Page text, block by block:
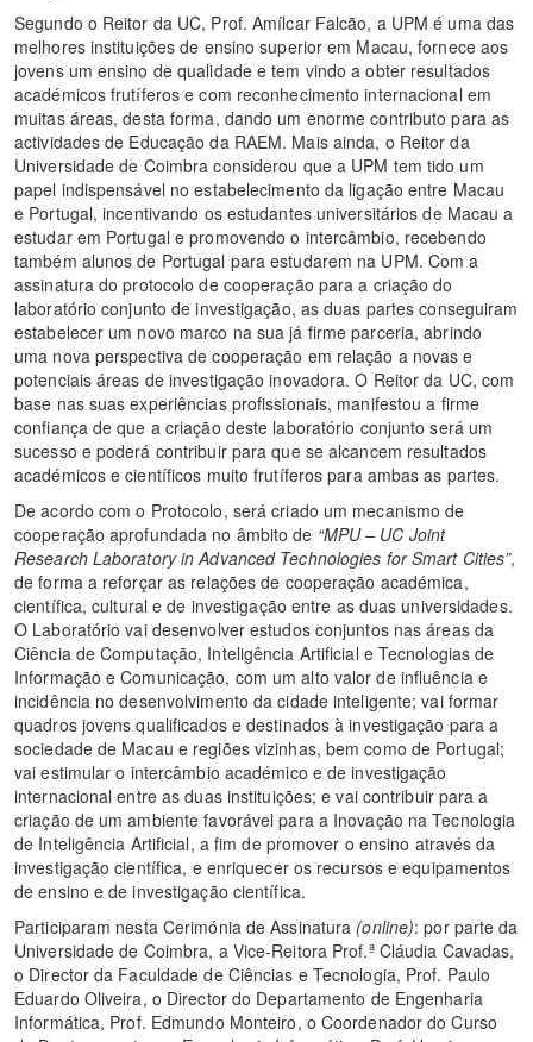
Segundo o Reitor da UC, Prof. Amílcar Falcão, a UPM é uma das
melhores instituições de ensino superior em Macau, fornece aos
jovens um ensino de qualidade e tem vindo a obter resultados
académicos frutíferos e com reconhecimento internacional em
muitas áreas, desta forma, dando um enorme contributo para as
actividades de Educação da RAEM. Mais ainda, o Reitor da
Universidade de Coimbra considerou que a UPM tem tido um
papel indispensável no estabelecimento da ligação entre Macau
e Portugal, incentivando os estudantes universitários de Macau a
estudar em Portugal e promovendo o intercâmbio, recebendo
também alunos de Portugal para estudarem na UPM. Com a
assinatura do protocolo de cooperação para a criação do
laboratório conjunto de investigação, as duas partes conseguiram
estabelecer um novo marco na sua já firme parceria, abrindo
uma nova perspectiva de cooperação em relação a novas e
potenciais áreas de investigação inovadora. O Reitor da UC, com
base nas suas experiências profissionais, manifestou a firme
confiança de que a criação deste laboratório conjunto será um
sucesso e poderá contribuir para que se alcancem resultados
académicos e científicos muito frutíferos para ambas as partes.
De acordo com o Protocolo, será criado um mecanismo de
cooperação aprofundada no âmbito de “MPU – UC Joint
Research Laboratory in Advanced Technologies for Smart Cities”,
de forma a reforçar as relações de cooperação académica,
científica, cultural e de investigação entre as duas universidades.
O Laboratório vai desenvolver estudos conjuntos nas áreas da
Ciência de Computação, Inteligência Artificial e Tecnologias de
Informação e Comunicação, com um alto valor de influência e
incidência no desenvolvimento da cidade inteligente; vai formar
quadros jovens qualificados e destinados à investigação para a
sociedade de Macau e regiões vizinhas, bem como de Portugal;
vai estimular o intercâmbio académico e de investigação
internacional entre as duas instituições; e vai contribuir para a
criação de um ambiente favorável para a Inovação na Tecnologia
de Inteligência Artificial, a fim de promover o ensino através da
investigação científica, e enriquecer os recursos e equipamentos
de ensino e de investigação científica.
Participaram nesta Cerimónia de Assinatura (online): por parte da
Universidade de Coimbra, a Vice-Reitora Prof.ª Cláudia Cavadas,
o Director da Faculdade de Ciências e Tecnologia, Prof. Paulo
Eduardo Oliveira, o Director do Departamento de Engenharia
Informática, Prof. Edmundo Monteiro, o Coordenador do Curso